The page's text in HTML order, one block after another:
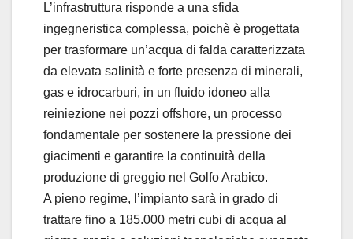
L’infrastruttura risponde a una sfida
ingegneristica complessa, poichè è progettata
per trasformare un’acqua di falda caratterizzata
da elevata salinità e forte presenza di minerali,
gas e idrocarburi, in un fluido idoneo alla
reiniezione nei pozzi offshore, un processo
fondamentale per sostenere la pressione dei
giacimenti e garantire la continuità della
produzione di greggio nel Golfo Arabico.
A pieno regime, l’impianto sarà in grado di
trattare fino a 185.000 metri cubi di acqua al